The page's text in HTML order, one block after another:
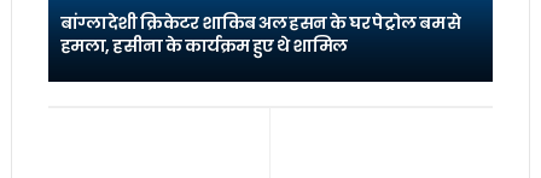
बांग्लादेशी क्रिकेटर शाकिब अल हसन के घर पेट्रोल बम से
हमला, हसीना के कार्यक्रम हुए थे शामिल